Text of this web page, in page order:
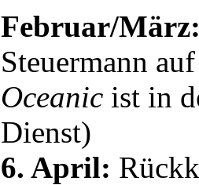
Februar/
Steuermann
Oceanic ist in
Dienst)
6. April: